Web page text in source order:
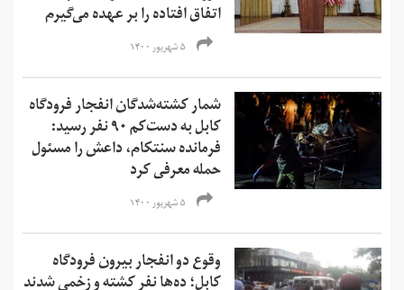
اتفاق افتاده را بر عهده می‌گیرم
۵ شهریور ۱۴۰۰
شمار کشته‌شدگان انفجار فرودگاه
کابل به دست‌کم ۹۰ نفر رسید:
فرمانده سنتکام، داعش را مسئول
حمله معرفی کرد
۵ شهریور ۱۴۰۰
وقوع دو انفجار بیرون فرودگاه